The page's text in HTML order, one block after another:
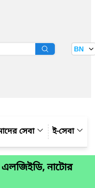
BN
সেবা ই-সেবা
নাটোর